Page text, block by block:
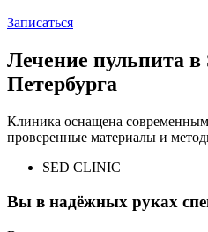
Записаться
Лечение пульпита в
Петербурга
Клиника оснащена
проверенные материалы и
SED CLINIC
Вы в надёжных руках